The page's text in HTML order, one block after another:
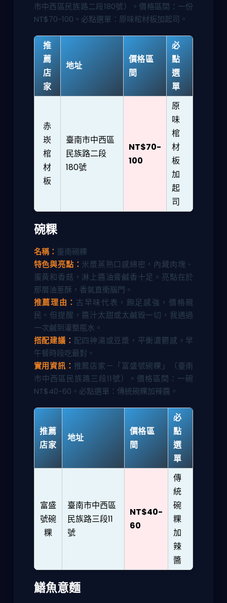
市中西區民族路二段180號）。價格區間：一份
NT$70-100。必點選單：原味棺材板加起司。
推
薦
店
家
地址
價格區
間
必
點
選
單
赤
崁
棺
材
板
臺南市中西區
民族路二段
180號
NT$70-
100
原
味
棺
材
板
加
起
司
碗粿
名稱： 臺南碗粿
特色與亮點： 米漿蒸熟口感綿密，內藏肉塊、
蛋黃和香菇，淋上醬油膏鹹香十足。亮點在於
那層油蔥酥，香氣直衝腦門。
推薦理由： 古早味代表，飽足感強，價格親
民。但提醒，醬汁太甜或太鹹毀一切，我遇過
一次鹹到灌整瓶水。
搭配建議： 配四神湯或豆漿，平衡濃鬱感。早
午餐時段吃最對。
實用資訊： 推薦店家－「富盛號碗粿」（臺南
市中西區民族路三段11號）。價格區間：一碗
NT$40-60。必點選單：傳統碗粿加辣醬。
推薦
店家
地址
價格區
間
必
點
選
單
富盛
號碗
粿
臺南市中西區
民族路三段11
號
NT$40-
60
傳
統
碗
粿
加
辣
醬
鱔魚意麵